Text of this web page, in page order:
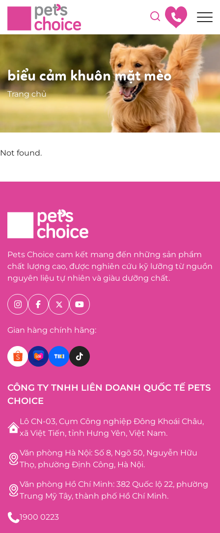
biểu cảm khuôn mặt mèo
Trang chủ
Not found.
Pets Choice cam kết mang đến những sản phẩm
chất lượng cao, được nghiên cứu kỹ lưỡng từ nguồn
nguyên liệu tự nhiên và giàu dưỡng chất.
Gian hàng chính hãng:
CÔNG TY TNHH LIÊN DOANH QUỐC TẾ PETS
CHOICE
Lô CN-03, Cụm Công nghiệp Đông Khoái Châu,
xã Việt Tiến, tỉnh Hưng Yên, Việt Nam.
Văn phòng Hà Nội: Số 8, Ngõ 50, Nguyễn Hữu
Thọ, phường Định Công, Hà Nội.
Văn phòng Hồ Chí Minh: 382 Quốc lộ 22, phường
Trung Mỹ Tây, thành phố Hồ Chí Minh.
1900 0223